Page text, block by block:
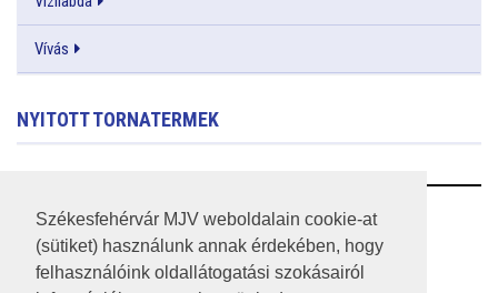
Székesfehérvár MJV weboldalain cookie-at
(sütiket) használunk annak érdekében, hogy
felhasználóink oldallátogatási szokásairól
Vívás
NYITOTT TORNATERMEK
RSS
A HONLAP 2017.03.31-I ÁLLAPOTA